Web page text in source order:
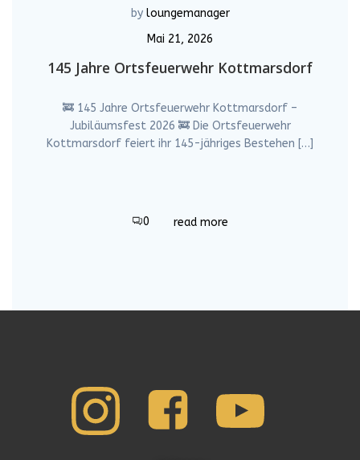
by loungemanager
Mai 21, 2026
145 Jahre Ortsfeuerwehr Kottmarsdorf
🚒 145 Jahre Ortsfeuerwehr Kottmarsdorf –
Jubiläumsfest 2026 🚒 Die Ortsfeuerwehr
Kottmarsdorf feiert ihr 145-jähriges Bestehen […]
0 read more